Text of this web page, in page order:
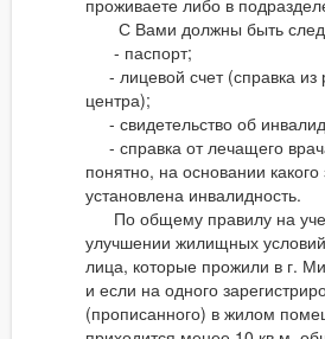
проживаете либо в
С Вами должны быть
- паспорт;
- лицевой счет (справка из
центра);
- свидетельство об
- справка от лечащего
понятно, на основании
установлена инвалидность.
По общему правилу на
улучшении жилищных
лица, которые прожили в г.
и если на одного
(прописанного) в жилом